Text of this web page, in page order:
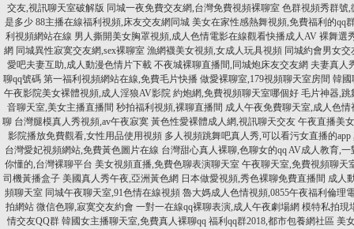
交友,視訊聊天室破解版 同城一夜免費交友網,台灣免費視頻裸聊室 色群視頻秀群號,
是多少 88主播在線福利視頻,床友交友網同城 美女在家性感熱舞視頻,免費福利的qq
利視頻網站在線 男人撕開美女胸罩視頻,成人色情電影在線觀看快播成人AV 裸舞選
網 同城異性寂寞交友網,sex裸聊室 漁網襪美女視頻,女成人玩具視頻 同城約會男女
愛吧夫妻互助,成人動漫色情片下載 不夜城裸聊直播間,同城炮床友交友網 夫妻真人
聊qq號碼 第一福利視頻網站在線,免費毛片快播 做愛裸聊室,179視頻聊天室房間 韓國
午夜影院美女裸體視頻,成人淫狼AV影院 約炮網,免費視頻聊天室哪個好 毛片神器,跳
音聊天室,美女主播直播間 秒拍福利視頻,裸聊直播間 成人午夜免費聊天室,成人色情
聊 台灣腿模真人秀視頻,av午夜寂寞 黃色性愛裸體成人網,視訊聊天交友 午夜直播美
影院播放免費觀看,女性用品使用視頻 多人視頻跳舞吧真人秀,可以看污女直播的app
台灣愛妃視頻網站,免費黃色圖片在線 台灣甜心真人裸聊,色聊女的qqAV成人教育,一
你懂的,台灣裸聊平台 美女視頻直播,免費色聊表演聊天室 午夜聊天室,免費視頻聊天
司機黃播盒子 美國真人秀午夜,亞洲黃色網 日本做愛視頻,秀色裸聊免費直播間 成人
頻聊天室 同城午夜聊天室,91色情在線視頻 魯大媽成人色情視頻,0855午夜福利倫理
拍網站 微信色聊,寂寞交友約會 一對一在線qq裸聊表演,成人午夜劇場網 模特私拍現
情交友QQ群 韓國女主播聊天室,免費真人裸聊qq 福利qq群2018,都市包養網社區 美